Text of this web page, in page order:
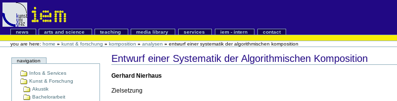
news arts and science teaching media library services iem - intern
contact
you are here: home » kunst & forschung » komposition » analysen » entwurf einer systematik der algorithmischen komposition
navigation
Infos & Services
Kunst & Forschung
Akustik
Bachelorarbeit
Entwurf einer Systematik der Algorithmischen Komposition
Gerhard Nierhaus
Zielsetzung